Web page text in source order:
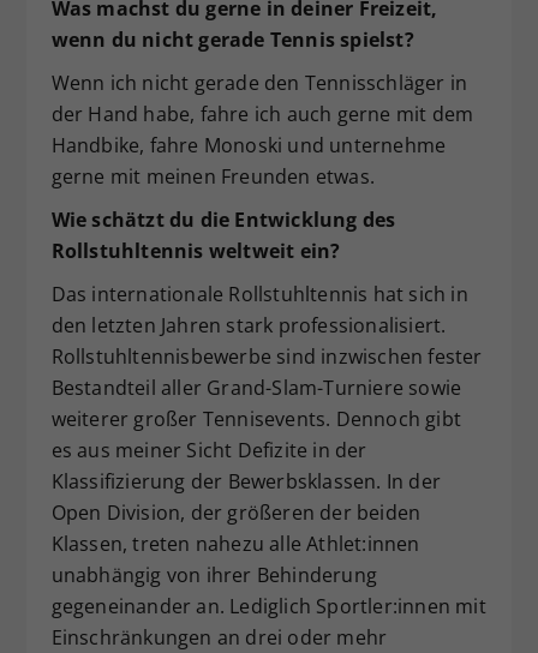
Was machst du gerne in deiner Freizeit,
wenn du nicht gerade Tennis spielst?
Wenn ich nicht gerade den Tennisschläger in
der Hand habe, fahre ich auch gerne mit dem
Handbike, fahre Monoski und unternehme
gerne mit meinen Freunden etwas.
Wie schätzt du die Entwicklung des
Rollstuhltennis weltweit ein?
Das internationale Rollstuhltennis hat sich in
den letzten Jahren stark professionalisiert.
Rollstuhltennisbewerbe sind inzwischen fester
Bestandteil aller Grand-Slam-Turniere sowie
weiterer großer Tennisevents. Dennoch gibt
es aus meiner Sicht Defizite in der
Klassifizierung der Bewerbsklassen. In der
Open Division, der größeren der beiden
Klassen, treten nahezu alle Athlet:innen
unabhängig von ihrer Behinderung
gegeneinander an. Lediglich Sportler:innen mit
Einschränkungen an drei oder mehr